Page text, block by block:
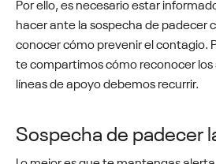
hacer ante la sospecha de padecer
conocer cómo prevenir el contagio.
te compartimos cómo reconocer
líneas de apoyo debemos recurrir.
Sospecha de padecer